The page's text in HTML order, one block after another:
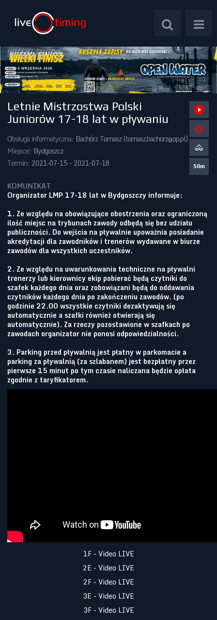
Zawody Międzynarodowe
Zawody Okręgowe
Kalendarz Imprez
Letnie Mistrzostwa Polski
Juniorów 17-18 lat w pływaniu
Obsługa informatyczna: Bachórz Tomasz (tomasz.bachorz@op.pl)
Miejsce: Bydgoszcz
Termin: 2021-07-15 - 2021-07-18 50m
KOMUNIKAT
Organizator LMP 17-18 lat w Bydgoszczy informuje:
1. Ze względu na obowiązujące obostrzenia oraz ograniczoną
ilość miejsc na trybunach zawody odbędą się bez udziału
publiczności. Do wejścia na pływalnie upoważnia posiadanie
akredytacji dla zawodników i trenerów wydawane w biurze
zawodów dla wszystkich uczestników.
2. Ze względu na uwarunkowania techniczne na pływalni
trenerzy lub kierownicy ekip pobierać będą czytniki do
szafek każdego dnia oraz zobowiązani będą do oddawania
czytników każdego dnia po zakończeniu zawodów. (po
godzinie 22.00 wszystkie czytniki dezaktywują się
automatycznie a szafki również otwierają się
automatycznie). Za rzeczy pozostawione w szafkach po
zawodach organizator nie ponosi odpowiedzialności.
3. Parking przed pływalnią jest płatny w parkomacie a
parking za pływalnią (za szlabanem) jest bezpłatny przez
pierwsze 15 minut po tym czasie naliczana będzie opłata
zgodnie z taryfikatorem.
1F - Video LIVE
2E - Video LIVE
2F - Video LIVE
3E - Video LIVE
3F - Video LIVE